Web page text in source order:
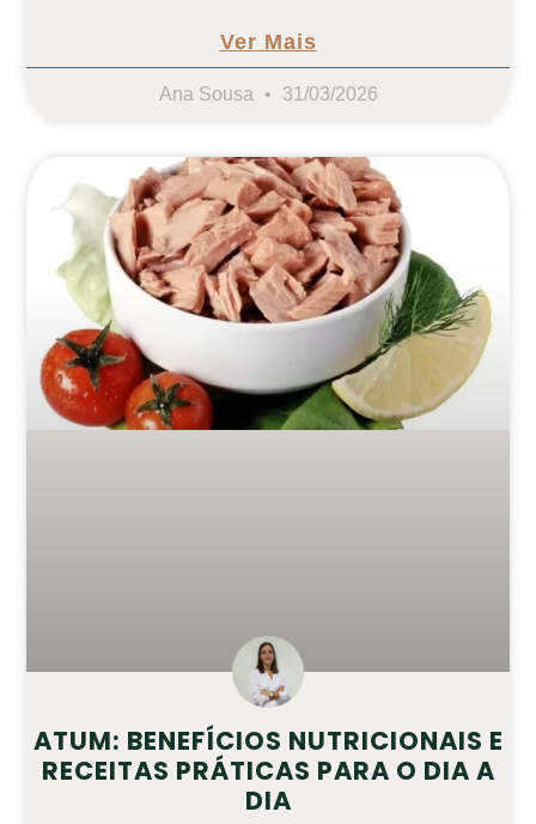
Ver Mais
Ana Sousa 31/03/2026
ATUM: BENEFÍCIOS NUTRICIONAIS E
RECEITAS PRÁTICAS PARA O DIA A
DIA